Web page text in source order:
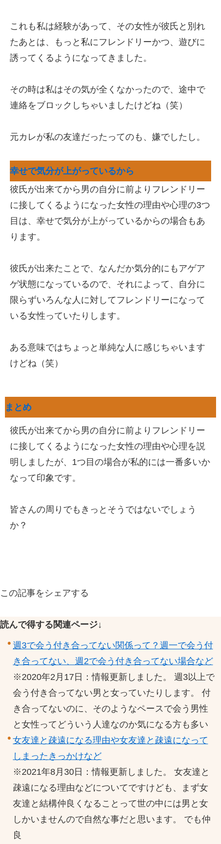
これも私は経験があって、その女性が彼氏と別れ
たあとは、もっと私にフレンドリーかつ、遊びに
誘ってくるようになってきました。
その時は私はその気が全くなかったので、途中で
連絡をブロックしちゃいましたけどね（笑）
元カレが私の友達だったってのも、嫌でしたし。
幸せで気分が上がっているから
彼氏が出来てから男の自分に前よりフレンドリー
に接してくるようになった女性の理由や心理の3つ
目は、幸せで気分が上がっているからの場合もあ
ります。
彼氏が出来たことで、なんだか気分的にもアゲア
ゲ状態になっているので、それによって、自分に
限らずいろんな人に対してフレンドリーになって
いる女性っていたりします。
ある意味ではちょっと単純な人に感じちゃいます
けどね（笑）
まとめ
彼氏が出来てから男の自分に前よりフレンドリー
に接してくるようになった女性の理由や心理を説
明しましたが、1つ目の場合が私的には一番多いか
なって印象です。
皆さんの周りでもきっとそうではないでしょう
か？
この記事をシェアする
読んで得する関連ページ↓
週3で会う付き合ってない関係って？週一で会う付
き合ってない、週2で会う付き合ってない場合など
※2020年2月17日：情報更新しました。 週3以上で
会う付き合ってない男と女っていたりします。 付
き合ってないのに、そのようなペースで会う男性
と女性ってどういう人達なのか気になる方も多い
女友達と疎遠になる理由や女友達と疎遠になって
しまったきっかけなど
※2021年8月30日：情報更新しました。 女友達と
疎遠になる理由などについてですけども、まず女
友達と結構仲良くなることって世の中には男と女
しかいませんので自然な事だと思います。 でも仲
良